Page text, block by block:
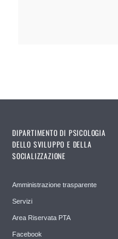
DIPARTIMENTO DI PSICOLOGIA
DELLO SVILUPPO E DELLA
SOCIALIZZAZIONE
Amministrazione trasparente
Servizi
Area Riservata PTA
Facebook